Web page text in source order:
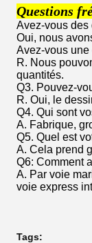
Questions
Avez-vous des
Oui, nous
Avez-vous
R. Nous
quantités.
Q3. Pouvez-
R. Oui, le
Q4. Qui sont
A. Fabrique,
Q5. Quel est
A. Cela prend
Q6: Comment
A. Par voie
voie express
Tags: